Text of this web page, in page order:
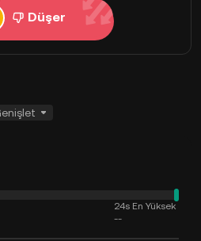
Düşer
24s En Yüksek
--